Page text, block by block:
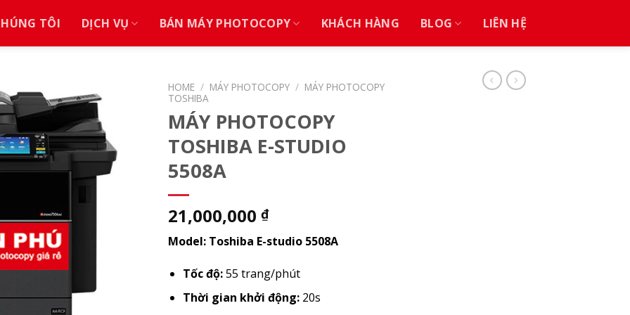
TÔI DỊCH VỤ BÁN MÁY PHOTOCOPY KHÁCH HÀNG BLOG LIÊN HỆ
HOME / MÁY PHOTOCOPY / MÁY PHOTOCOPY
TOSHIBA
MÁY PHOTOCOPY
TOSHIBA E-STUDIO
5508A
21,000,000 ₫
Model: Toshiba E-studio 5508A
Tốc độ:55 trang/phút
Thời gian khởi động:20s